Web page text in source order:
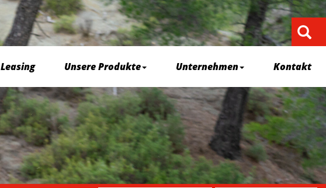
Leasing Unsere Produkte Unternehmen Kontakt